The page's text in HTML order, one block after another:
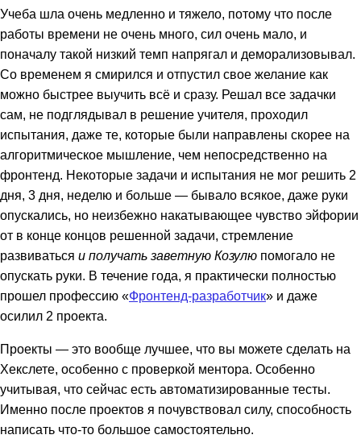
Учеба шла очень медленно и тяжело, потому что после
работы времени не очень много, сил очень мало, и
поначалу такой низкий темп напрягал и деморализовывал.
Со временем я смирился и отпустил свое желание как
можно быстрее выучить всё и сразу. Решал все задачки
сам, не подглядывал в решение учителя, проходил
испытания, даже те, которые были направлены скорее на
алгоритмическое мышление, чем непосредственно на
фронтенд. Некоторые задачи и испытания не мог решить 2
дня, 3 дня, неделю и больше — бывало всякое, даже руки
опускались, но неизбежно накатывающее чувство эйфории
от в конце концов решенной задачи, стремление
развиваться и получать заветную Козулю помогало не
опускать руки. В течение года, я практически полностью
прошел профессию «Фронтенд-разработчик» и даже
осилил 2 проекта.
Проекты — это вообще лучшее, что вы можете сделать на
Хекслете, особенно с проверкой ментора. Особенно
учитывая, что сейчас есть автоматизированные тесты.
Именно после проектов я почувствовал силу, способность
написать что-то большое самостоятельно.